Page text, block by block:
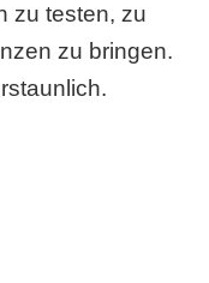
zu testen, zu
zu bringen.